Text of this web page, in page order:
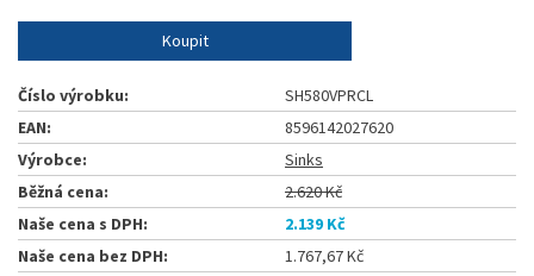
Koupit
Číslo výrobku:
SH580VPRCL
EAN:
8596142027620
Výrobce:
Sinks
Běžná cena:
2.620 Kč
Naše cena s DPH:
2.139 Kč
Naše cena bez DPH:
1.767,67 Kč